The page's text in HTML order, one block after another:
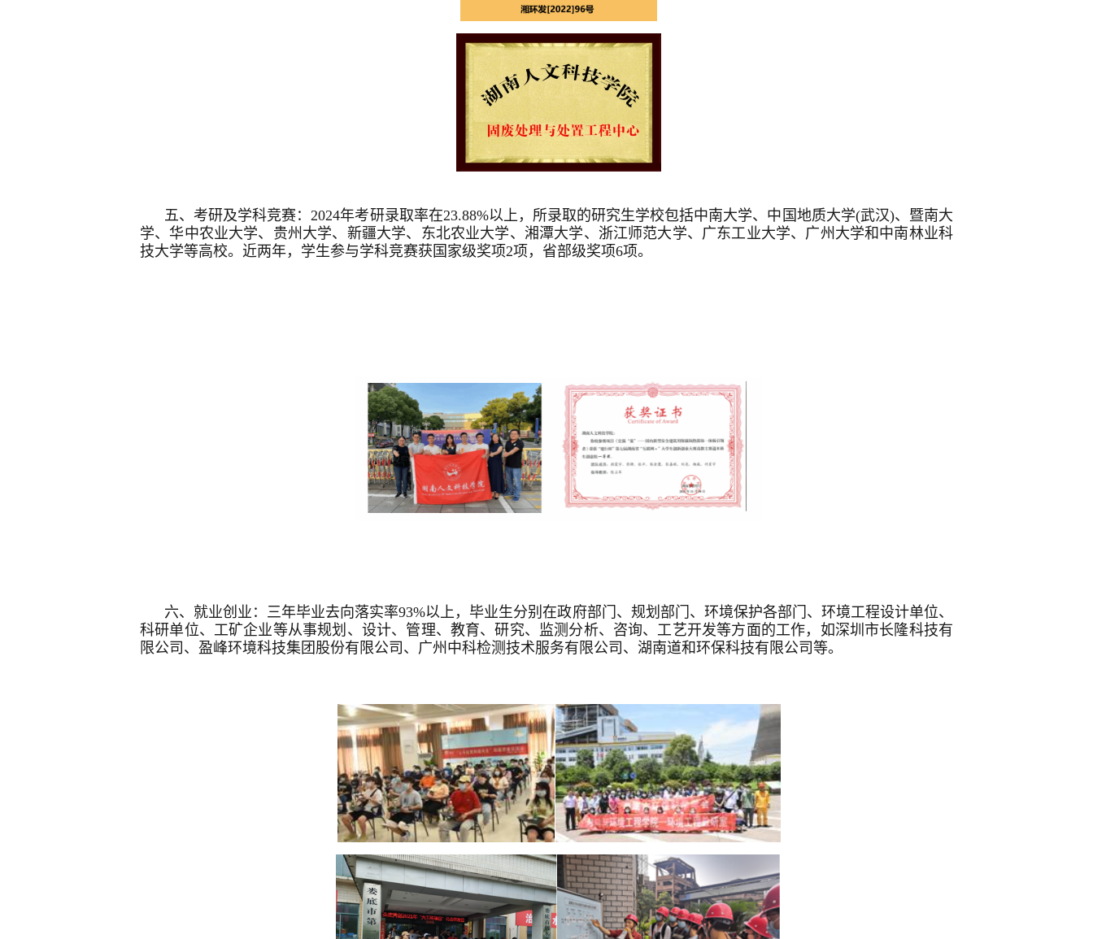
五、考研及学科竞赛：2024年考研录取率在23.88%以上，所录取的研究生学校包括中南大学、中国地质大学(武汉)、暨南大
学、华中农业大学、贵州大学、新疆大学、东北农业大学、湘潭大学、浙江师范大学、广东工业大学、广州大学和中南林业科
技大学等高校。近两年，学生参与学科竞赛获国家级奖项2项，省部级奖项6项。
六、就业创业：三年毕业去向落实率93%以上，毕业生分别在政府部门、规划部门、环境保护各部门、环境工程设计单位、
科研单位、工矿企业等从事规划、设计、管理、教育、研究、监测分析、咨询、工艺开发等方面的工作，如深圳市长隆科技有
限公司、盈峰环境科技集团股份有限公司、广州中科检测技术服务有限公司、湖南道和环保科技有限公司等。